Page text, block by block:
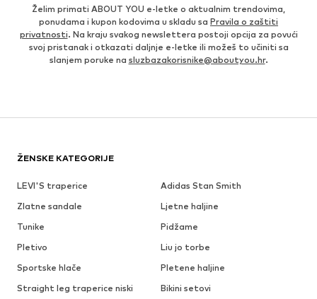
Želim primati ABOUT YOU e-letke o aktualnim trendovima,
ponudama i kupon kodovima u skladu sa Pravila o zaštiti
privatnosti. Na kraju svakog newslettera postoji opcija za povući
svoj pristanak i otkazati daljnje e-letke ili možeš to učiniti sa
slanjem poruke na sluzbazakorisnike@aboutyou.hr.
ŽENSKE KATEGORIJE
LEVI'S traperice
Adidas Stan Smith
Zlatne sandale
Ljetne haljine
Tunike
Pidžame
Pletivo
Liu jo torbe
Sportske hlače
Pletene haljine
Straight leg traperice niski
Bikini setovi